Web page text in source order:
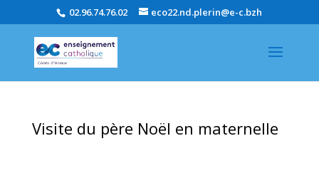
02.96.74.76.02 eco22.nd.plerin@e-c.bzh
Visite du père Noël en maternelle